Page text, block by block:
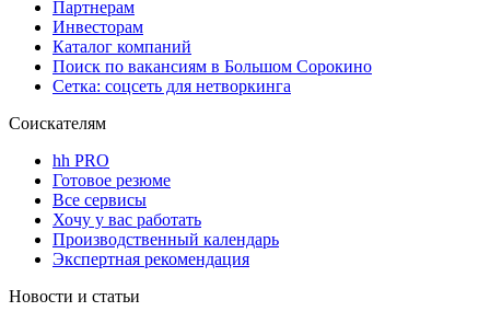
Партнерам
Инвесторам
Каталог компаний
Поиск по вакансиям в Большом Сорокино
Сетка: соцсеть для нетворкинга
Соискателям
hh PRO
Готовое резюме
Все сервисы
Хочу у вас работать
Производственный календарь
Экспертная рекомендация
Новости и статьи